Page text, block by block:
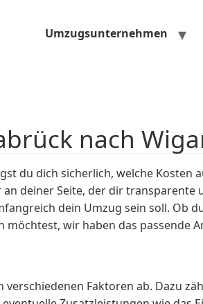
Umzugsunternehmen
nach
du dich sicherlich, welche Kosten
deiner Seite, der dir transparente
dein Umzug sein soll. Ob
wir haben das passende
Faktoren ab. Dazu